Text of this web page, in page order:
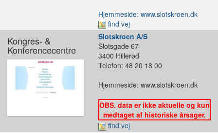
Hjemmeside: www.slotskroen.dk
find vej
Kongres- &
Konferencecentre
Slotskroen A/S
Slotsgade 67
3400 Hillerød
Telefon: 48 20 18 00
Hjemmeside: www.slotskroen.dk
OBS. data er ikke aktuelle og kun
medtaget af historiske årsager.
find vej